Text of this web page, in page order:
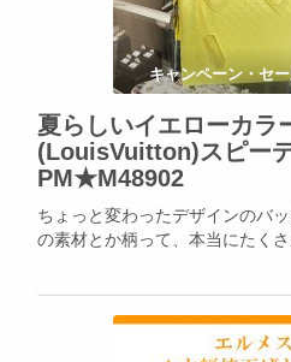
キャンペーン・セ
夏らしいイエローカラ
(LouisVuitton)スピー
PM★M48902
ちょっと変わったデザインのバ
の素材とか柄って、本当にたく